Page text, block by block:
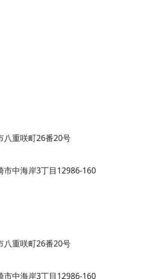
八重咲町26番20号
市中海岸3丁目12986-160
八重咲町26番20号
市中海岸3丁目12986-160